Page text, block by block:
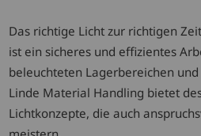
Das richtige Licht zur richtigen
ist ein sicheres und effizientes
beleuchteten Lagerbereichen
Linde Material Handling bietet
Lichtkonzepte, die auch